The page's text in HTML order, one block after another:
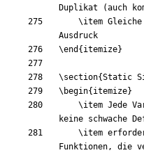
\item
\end { itemize}
\section{Static
\begin{ itemize}
\item Jede
\item
Funktionen, die